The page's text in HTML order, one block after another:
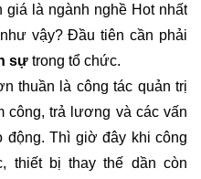
giá là ngành nghề Hot nhất
vậy? Đầu tiên cần phải
sự trong tổ chức.
thuần là công tác quản trị
công, trả lương và các vấn
động. Thì giờ đây khi công
thiết bị thay thế dần còn